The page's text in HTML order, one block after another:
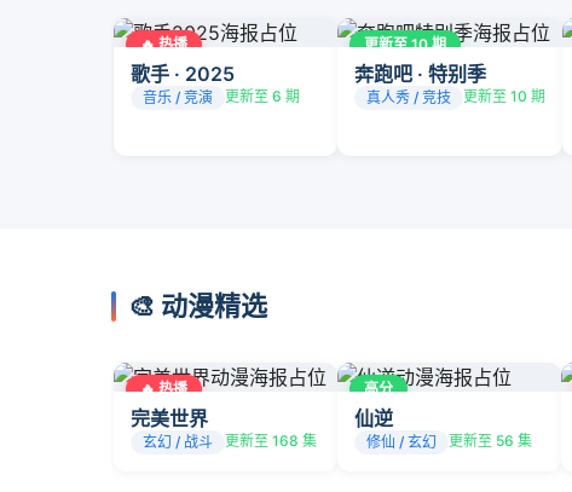
🔥 热播
歌手 · 2025
音乐 / 竞演 更新至 6 期
更新至 10 期
奔跑吧 · 特别季
真人秀 / 竞技 更新至 10 期
🎨 动漫精选
🔥 热播
完美世界
玄幻 / 战斗 更新至 168 集
高分
仙逆
修仙 / 玄幻 更新至 56 集